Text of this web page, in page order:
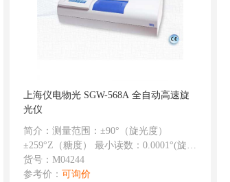
上海仪电物光 SGW-568A 全自动高速旋
光仪
简介：测量范围：±90°（旋光度）
±259°Z（糖度） 最小读数：0.0001°(旋光
度) 相对误差：±0.003℃ 重复性：≤0.002°
零位重复性：0.0005℃ 响应速度（全量
货号：M04244
参考价： 可询价